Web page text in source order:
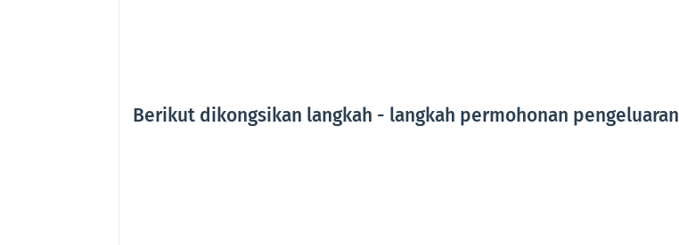
Berikut dikongsikan langkah - langkah permohonan pengeluaran